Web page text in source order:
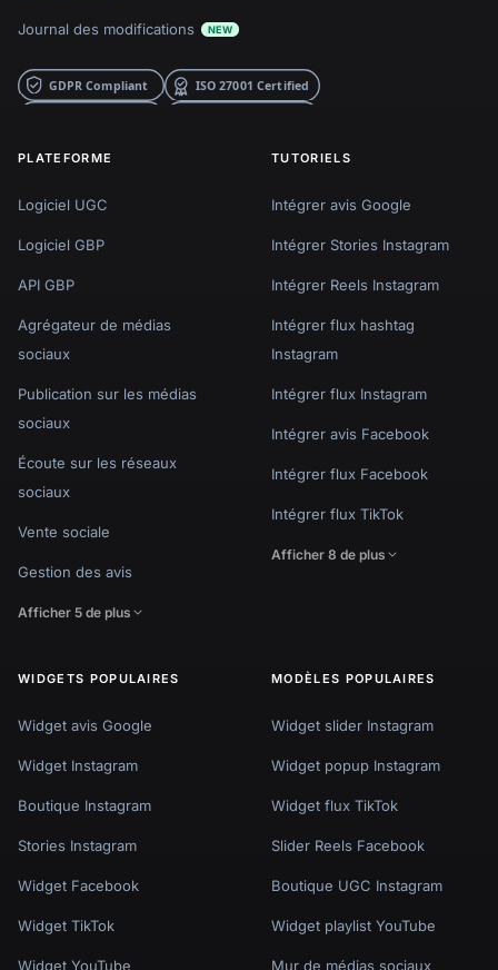
Journal des modifications NEW
PLATEFORME
Logiciel UGC
Logiciel GBP
API GBP
Agrégateur de médias
sociaux
Publication sur les médias
sociaux
Écoute sur les réseaux
sociaux
Vente sociale
Gestion des avis
Afficher 5 de plus
TUTORIELS
Intégrer avis Google
Intégrer Stories Instagram
Intégrer Reels Instagram
Intégrer flux hashtag
Instagram
Intégrer flux Instagram
Intégrer avis Facebook
Intégrer flux Facebook
Intégrer flux TikTok
Afficher 8 de plus
WIDGETS POPULAIRES
Widget avis Google
Widget Instagram
Boutique Instagram
Stories Instagram
Widget Facebook
Widget TikTok
Widget YouTube
MODÈLES POPULAIRES
Widget slider Instagram
Widget popup Instagram
Widget flux TikTok
Slider Reels Facebook
Boutique UGC Instagram
Widget playlist YouTube
Mur de médias sociaux